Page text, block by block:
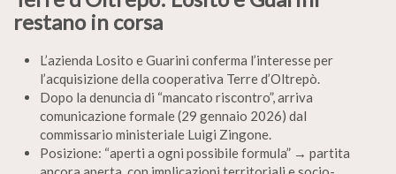
restano in corsa
L’azienda Losito e Guarini conferma l’interesse per
l’acquisizione della cooperativa Terre d’Oltrepò.
Dopo la denuncia di “mancato riscontro”, arriva
comunicazione formale (29 gennaio 2026) dal
commissario ministeriale Luigi Zingone.
Posizione: “aperti a ogni possibile formula” → partita